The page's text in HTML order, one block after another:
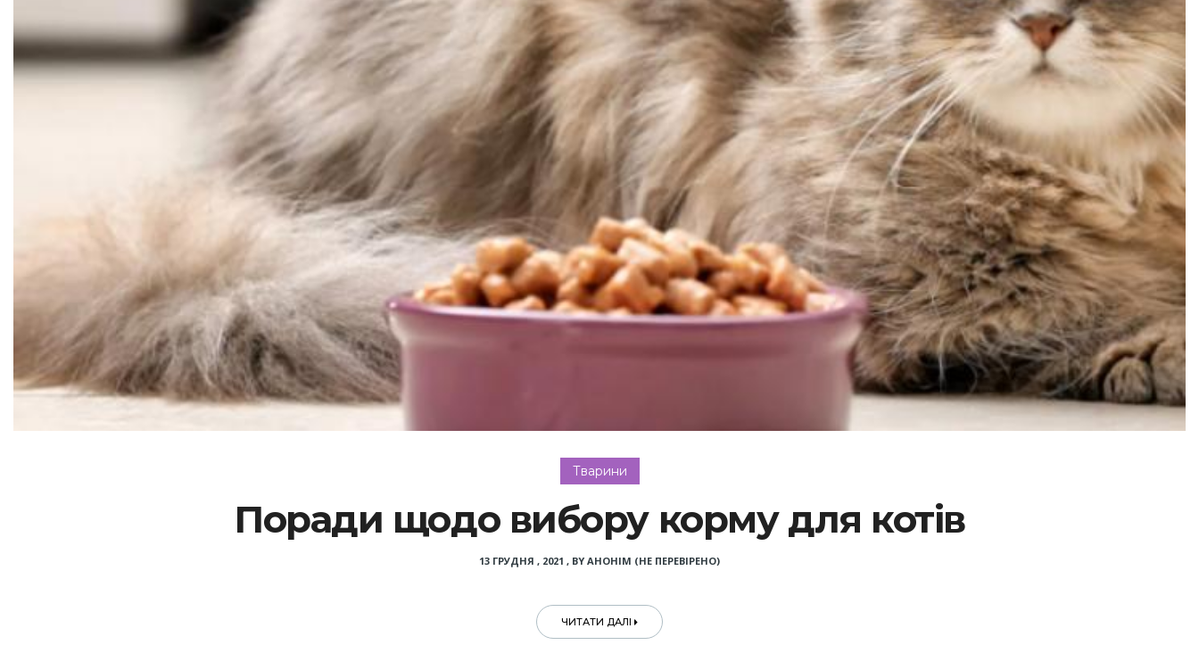
Тварини
Поради щодо вибору корму для котів
13 ГРУДНЯ , 2021 , BY АНОНІМ (НЕ ПЕРЕВІРЕНО)
ЧИТАТИ ДАЛІ